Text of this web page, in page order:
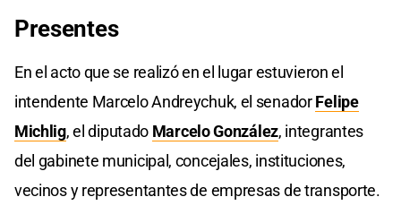
Presentes
En el acto que se realizó en el lugar estuvieron el
intendente Marcelo Andreychuk, el senadorFelipe
Michlig, el diputado Marcelo González, integrantes
del gabinete municipal, concejales, instituciones,
vecinos y representantes de empresas de transporte.